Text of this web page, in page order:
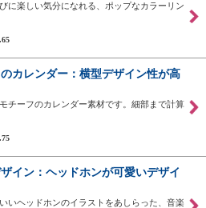
に楽しい気分になれる、ポップなカラーリン
カレンダー：横型デザイン性が高
チーフのカレンダー素材です。細部まで計算
イン：ヘッドホンが可愛いデザイ
いヘッドホンのイラストをあしらった、音楽